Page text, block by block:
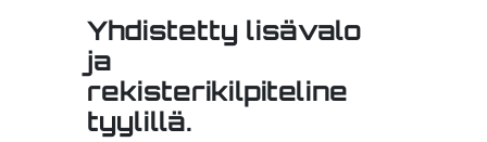
Yhdistetty lisävalo
ja
rekisterikilpiteline
tyylillä.